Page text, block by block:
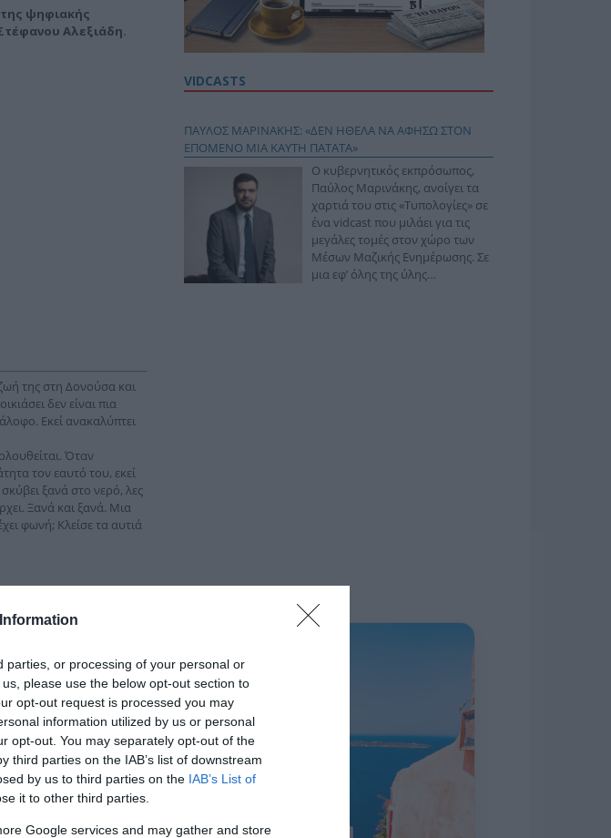
parties, or processing of your personal or
please use the below opt-out section to
opt-out request is processed you may
information utilized by us or personal
opt-out. You may separately opt-out of the
third parties on the IAB’s list of downstream
by us to third parties on the IAB’s List of
it to other third parties.
Google services and may gather and store
ψηφιακής
Αλεξιάδη.
της στη Δονούσα και
δεν είναι πια
Εκεί ανακαλύπτει
Όταν
τον εαυτό του, εκεί
ξανά στο νερό, λες
Ξανά και ξανά. Μια
φωνή; Κλείσε τα αυτιά
VIDCASTS
ΠΑΥΛΟΣ ΜΑΡΙΝΑΚΗΣ: «ΔΕΝ ΗΘΕΛΑ ΝΑ ΑΦΗΣΩ ΣΤΟΝ
ΕΠΟΜΕΝΟ ΜΙΑ ΚΑΥΤΗ ΠΑΤΑΤΑ»
Ο κυβερνητικός εκπρόσωπος,
Παύλος Μαρινάκης, ανοίγει τα
χαρτιά του στις «Τυπολογίες» σε
ένα vidcast που μιλάει για τις
μεγάλες τομές στον χώρο των
Μέσων Μαζικής Ενημέρωσης. Σε
μια εφ’ όλης της ύλης